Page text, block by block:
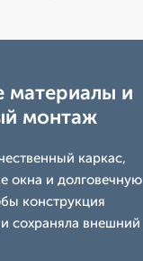
и
монтаж
каркас,
окна и долговечную
конструкция
сохраняла внешний